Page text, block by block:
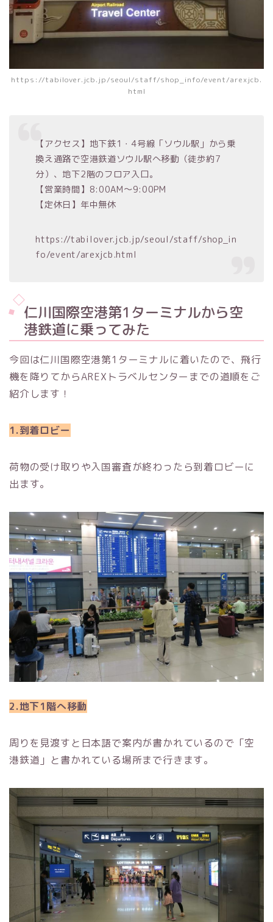
https://tabilover.jcb.jp/seoul/staff/shop_info/event/arexjcb.
html
【アクセス】地下鉄1・4号線「ソウル駅」から乗
換え通路で空港鉄道ソウル駅へ移動（徒歩約7
分）、地下2階のフロア入口。
【営業時間】8:00AM～9:00PM
【定休日】年中無休
https://tabilover.jcb.jp/seoul/staff/shop_in
fo/event/arexjcb.html
仁川国際空港第1ターミナルから空
港鉄道に乗ってみた
今回は仁川国際空港第1ターミナルに着いたので、飛行
機を降りてからAREXトラベルセンターまでの道順をご
紹介します！
1.到着ロビー
荷物の受け取りや入国審査が終わったら到着ロビーに
出ます。
2.地下1階へ移動
周りを見渡すと日本語で案内が書かれているので「空
港鉄道」と書かれている場所まで行きます。